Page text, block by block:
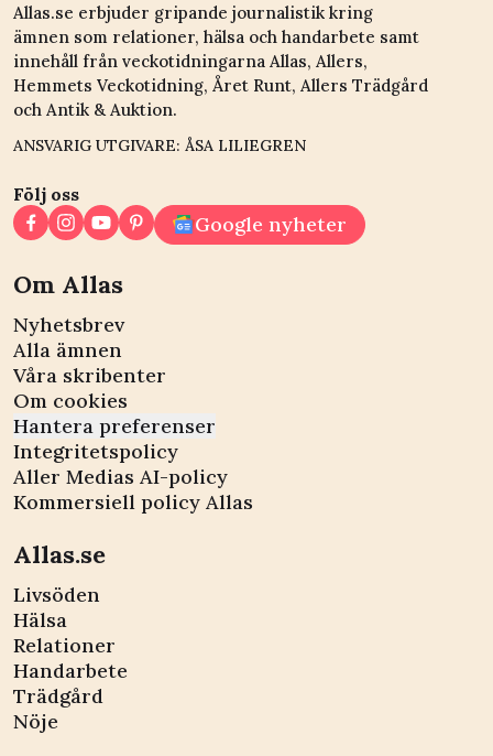
Allas.se erbjuder gripande journalistik kring
ämnen som relationer, hälsa och handarbete samt
innehåll från veckotidningarna Allas, Allers,
Hemmets Veckotidning, Året Runt, Allers Trädgård
och Antik & Auktion.
ANSVARIG UTGIVARE: ÅSA LILIEGREN
Följ oss
Google nyheter
Om Allas
Nyhetsbrev
Alla ämnen
Våra skribenter
Om cookies
Hantera preferenser
Integritetspolicy
Aller Medias AI-policy
Kommersiell policy Allas
Allas.se
Livsöden
Hälsa
Relationer
Handarbete
Trädgård
Nöje